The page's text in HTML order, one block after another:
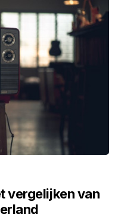
vergelijken van